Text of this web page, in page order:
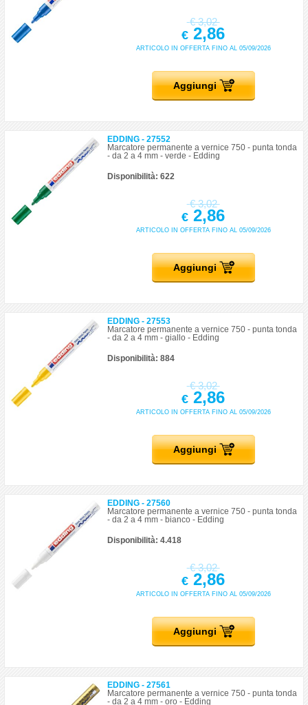
€3,02
€ 2,86
ARTICOLO IN OFFERTA FINO AL 05/09/2026
Aggiungi
EDDING - 27552
Marcatore permanente a vernice 750 - punta tonda
- da 2 a 4 mm - verde - Edding
Disponibilità: 622
€3,02
€ 2,86
ARTICOLO IN OFFERTA FINO AL 05/09/2026
Aggiungi
EDDING - 27553
Marcatore permanente a vernice 750 - punta tonda
- da 2 a 4 mm - giallo - Edding
Disponibilità: 884
€3,02
€ 2,86
ARTICOLO IN OFFERTA FINO AL 05/09/2026
Aggiungi
EDDING - 27560
Marcatore permanente a vernice 750 - punta tonda
- da 2 a 4 mm - bianco - Edding
Disponibilità: 4.418
€3,02
€ 2,86
ARTICOLO IN OFFERTA FINO AL 05/09/2026
Aggiungi
EDDING - 27561
Marcatore permanente a vernice 750 - punta tonda
- da 2 a 4 mm - oro - Edding